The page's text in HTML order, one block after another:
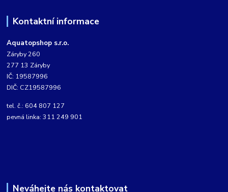
Kontaktní informace
Aquatopshop s.r.o.
Záryby 260
277 13 Záryby
IČ: 19587996
DIČ: CZ19587996
tel. č.: 604 807 127
pevná linka: 311 249 901
Neváhejte nás kontaktovat